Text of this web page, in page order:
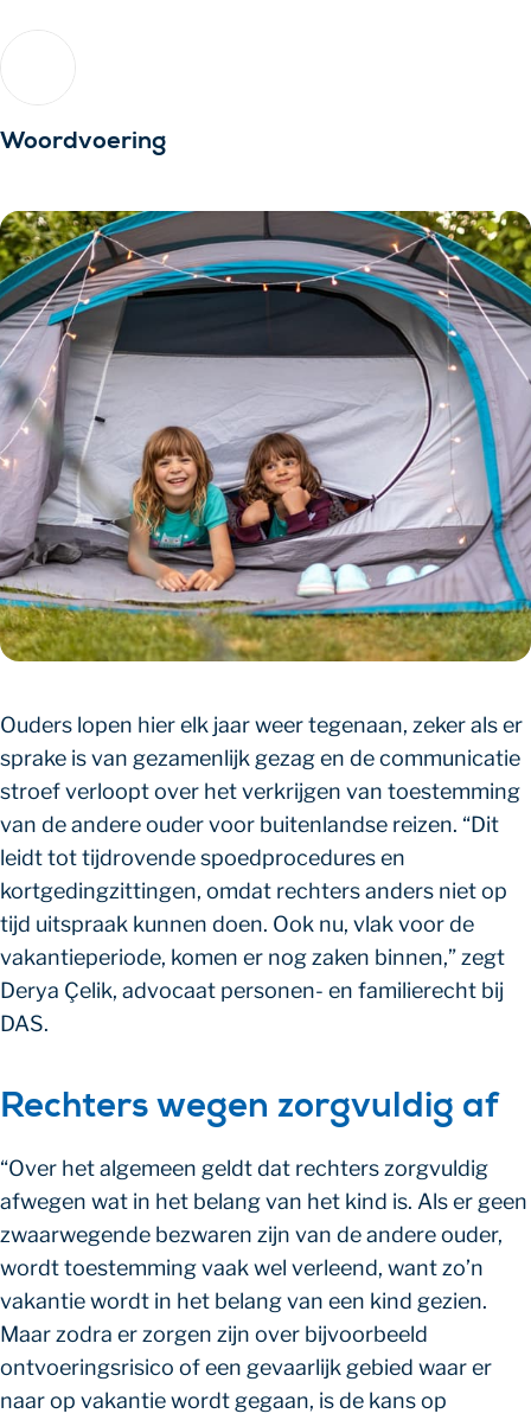
Woordvoering
Ouders lopen hier elk jaar weer tegenaan, zeker als er
sprake is van gezamenlijk gezag en de communicatie
stroef verloopt over het verkrijgen van toestemming
van de andere ouder voor buitenlandse reizen. “Dit
leidt tot tijdrovende spoedprocedures en
kortgedingzittingen, omdat rechters anders niet op
tijd uitspraak kunnen doen. Ook nu, vlak voor de
vakantieperiode, komen er nog zaken binnen,” zegt
Derya Çelik, advocaat personen- en familierecht bij
DAS.
Rechters wegen zorgvuldig af
“Over het algemeen geldt dat rechters zorgvuldig
afwegen wat in het belang van het kind is. Als er geen
zwaarwegende bezwaren zijn van de andere ouder,
wordt toestemming vaak wel verleend, want zo’n
vakantie wordt in het belang van een kind gezien.
Maar zodra er zorgen zijn over bijvoorbeeld
ontvoeringsrisico of een gevaarlijk gebied waar er
naar op vakantie wordt gegaan, is de kans op